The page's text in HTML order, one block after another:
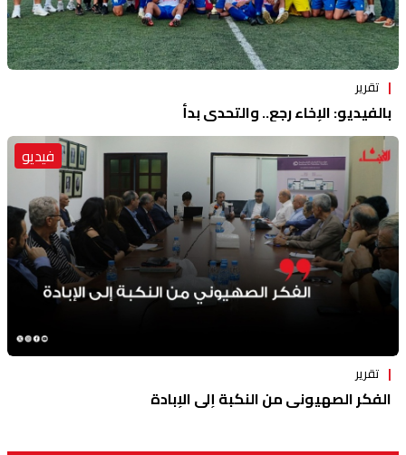
تقرير
بالفيديو: الإخاء رجع.. والتحدي بدأ
فيديو
تقرير
الفكر الصهيوني من النكبة إلى الإبادة